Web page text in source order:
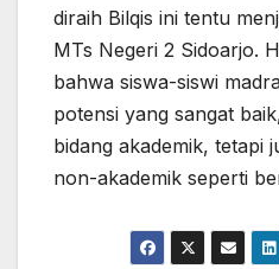
diraih Bilqis ini tentu
MTs Negeri 2 Sidoarjo.
bahwa siswa-siswi
potensi yang sangat
bidang akademik, tetapi
non-akademik seperti